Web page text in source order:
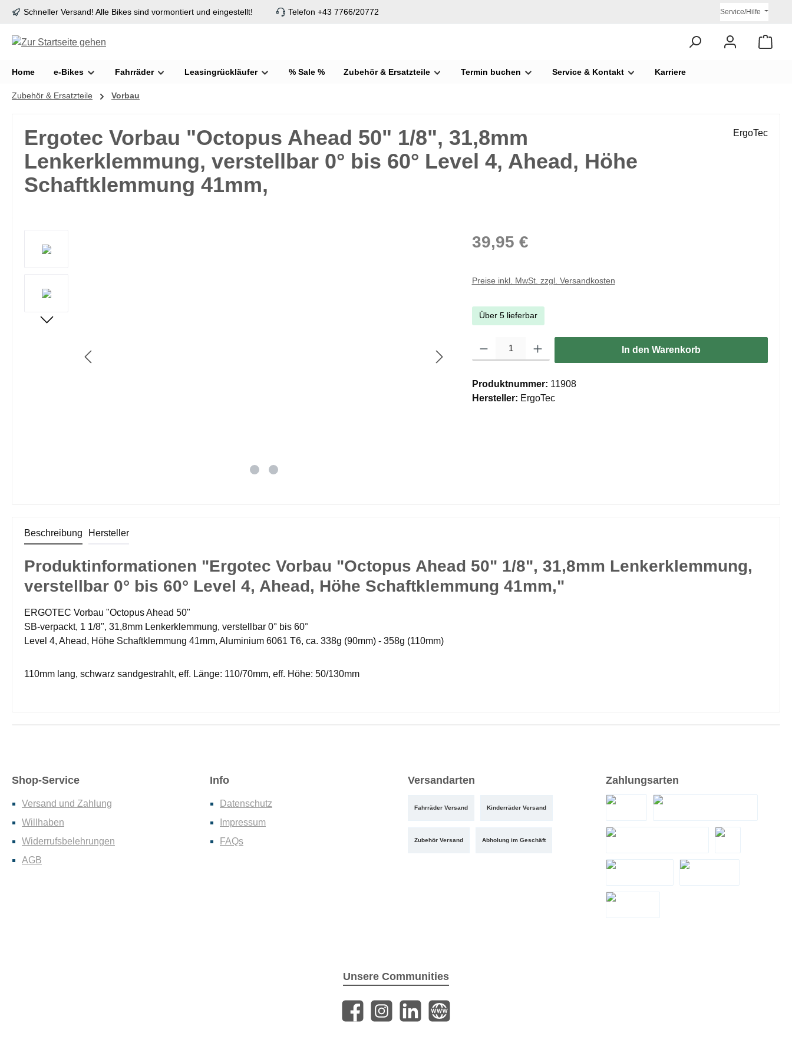
Zur Hauptnavigation springen
Schneller Versand! Alle Bikes sind vormontiert und eingestellt! Telefon +43 7766/20772 Service/Hilfe
Home e-Bikes Fahrräder Leasingrückläufer % Sale % Zubehör & Ersatzteile Termin buchen Service & Kontakt Karriere
Zubehör & Ersatzteile Vorbau
Ergotec Vorbau "Octopus Ahead 50" 1/8", 31,8mm
Lenkerklemmung, verstellbar 0° bis 60° Level 4, Ahead, Höhe
Schaftklemmung 41mm,
ErgoTec
39,95 €
Preise inkl. MwSt. zzgl. Versandkosten
Über 5 lieferbar
In den Warenkorb
Produktnummer: 11908
Hersteller: ErgoTec
Beschreibung Hersteller
Produktinformationen "Ergotec Vorbau "Octopus Ahead 50" 1/8", 31,8mm Lenkerklemmung,
verstellbar 0° bis 60° Level 4, Ahead, Höhe Schaftklemmung 41mm,"
ERGOTEC Vorbau "Octopus Ahead 50"
SB-verpackt, 1 1/8", 31,8mm Lenkerklemmung, verstellbar 0° bis 60°
Level 4, Ahead, Höhe Schaftklemmung 41mm, Aluminium 6061 T6, ca. 338g (90mm) - 358g (110mm)
110mm lang, schwarz sandgestrahlt, eff. Länge: 110/70mm, eff. Höhe: 50/130mm
Shop-Service
Versand und Zahlung
Willhaben
Widerrufsbelehrungen
AGB
Info
Datenschutz
Impressum
FAQs
Versandarten
Fahrräder Versand Kinderräder Versand
Zubehör Versand Abholung im Geschäft
Zahlungsarten
PayPal Santander Teilzahlung
Zahlung bei Abholung
LeaseMyBike
Unsere Communities
FacebookInstagramLinkedInWebsite